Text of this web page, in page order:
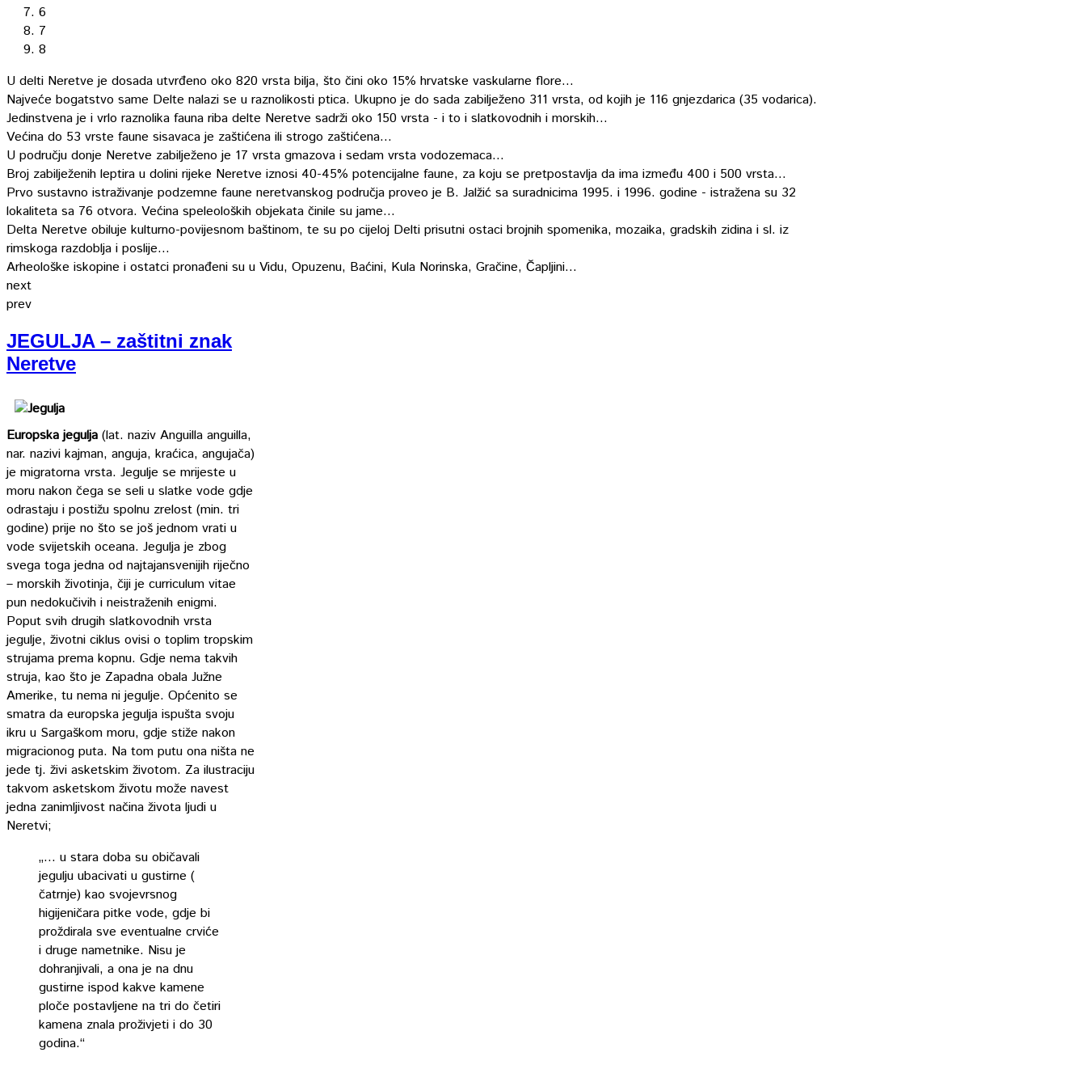
6
7
8
U delti Neretve je dosada utvrđeno oko 820 vrsta bilja, što čini oko 15% hrvatske vaskularne flore...
Najveće bogatstvo same Delte nalazi se u raznolikosti ptica. Ukupno je do sada zabilježeno 311 vrsta, od kojih je 116 gnjezdarica (35 vodarica).
Jedinstvena je i vrlo raznolika fauna riba delte Neretve sadrži oko 150 vrsta - i to i slatkovodnih i morskih...
Većina do 53 vrste faune sisavaca je zaštićena ili strogo zaštićena...
U području donje Neretve zabilježeno je 17 vrsta gmazova i sedam vrsta vodozemaca...
Broj zabilježenih leptira u dolini rijeke Neretve iznosi 40-45% potencijalne faune, za koju se pretpostavlja da ima između 400 i 500 vrsta...
Prvo sustavno istraživanje podzemne faune neretvanskog područja proveo je B. Jalžić sa suradnicima 1995. i 1996. godine - istražena su 32
lokaliteta sa 76 otvora. Većina speleoloških objekata činile su jame...
Delta Neretve obiluje kulturno-povijesnom baštinom, te su po cijeloj Delti prisutni ostaci brojnih spomenika, mozaika, gradskih zidina i sl. iz
rimskoga razdoblja i poslije...
Arheološke iskopine i ostatci pronađeni su u Vidu, Opuzenu, Baćini, Kula Norinska, Gračine, Čapljini...
next
prev
JEGULJA – zaštitni znak
Neretve
Europska jegulja (lat. naziv Anguilla anguilla,
nar. nazivi kajman, anguja, kraćica, angujača)
je migratorna vrsta. Jegulje se mrijeste u
moru nakon čega se seli u slatke vode gdje
odrastaju i postižu spolnu zrelost (min. tri
godine) prije no što se još jednom vrati u
vode svijetskih oceana. Jegulja je zbog
svega toga jedna od najtajansvenijih riječno
– morskih životinja, čiji je curriculum vitae
pun nedokučivih i neistraženih enigmi.
Poput svih drugih slatkovodnih vrsta
jegulje, životni ciklus ovisi o toplim tropskim
strujama prema kopnu. Gdje nema takvih
struja, kao što je Zapadna obala Južne
Amerike, tu nema ni jegulje. Općenito se
smatra da europska jegulja ispušta svoju
ikru u Sargaškom moru, gdje stiže nakon
migracionog puta. Na tom putu ona ništa ne
jede tj. živi asketskim životom. Za ilustraciju
takvom asketskom životu može navest
jedna zanimljivost načina života ljudi u
Neretvi;
„... u stara doba su običavali
jegulju ubacivati u gustirne (
čatrnje) kao svojevrsnog
higijeničara pitke vode, gdje bi
proždirala sve eventualne crviće
i druge nametnike. Nisu je
dohranjivali, a ona je na dnu
gustirne ispod kakve kamene
ploče postavljene na tri do četiri
kamena znala proživjeti i do 30
godina.“